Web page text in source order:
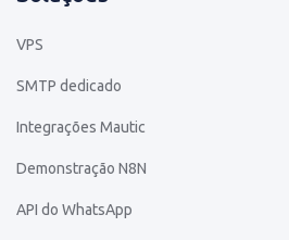
VPS
SMTP dedicado
Integrações Mautic
Demonstração N8N
API do WhatsApp